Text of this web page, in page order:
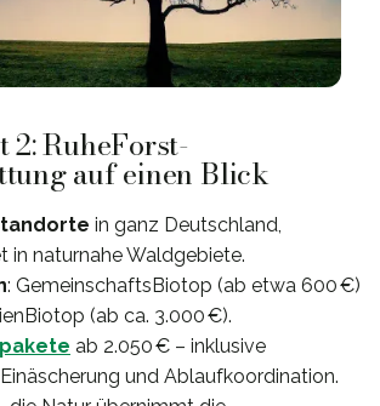
RuheForst-
auf einen Blick
in ganz Deutschland,
in naturnahe Waldgebiete.
: GemeinschaftsBiotop (ab etwa 600 €)
(ab ca. 3.000 €).
ab 2.050 € – inklusive
und Ablaufkoordination.